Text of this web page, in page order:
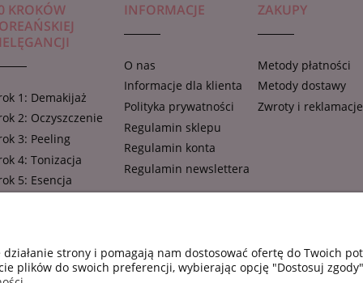
KROKÓW
1: Demakijaż
2: Oczyszczenie
3: Peeling
4: Tonizacja
5: Esencja
8: Krem pod oczy
INFORMACJE
O nas
Informacje dla klienta
Polityka prywatności
Regulamin sklepu
Regulamin konta
Regulamin newslettera
ZAKUPY
Metody płatności
Metody dostawy
Zwroty i reklamacje
strony i pomagają nam dostosować ofertę do Twoich
plików do swoich preferencji, wybierając opcję "Dostosuj